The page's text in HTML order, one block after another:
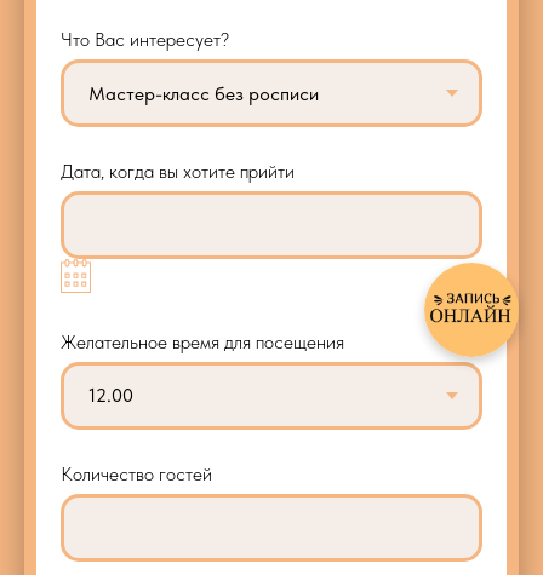
Что Вас интересует?
Дата, когда вы хотите прийти
Желательное время для посещения
Количество гостей